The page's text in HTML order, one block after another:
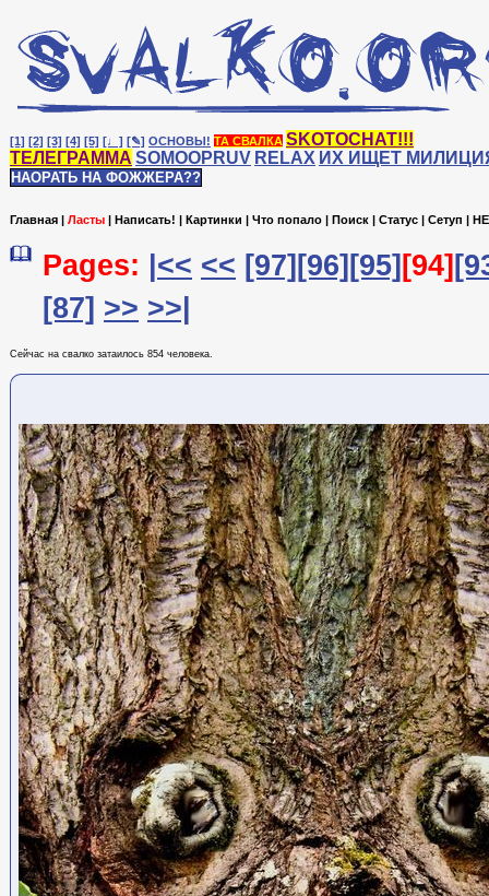
[1] [2] [3] [4] [5] [♩] [✎] ОСНОВЫ! ТА СВАЛКА SKOTOCHAT!!!
ТЕЛЕГРАММА SOMOOPRUV RELAX ИХ ИЩЕТ
НАОРАТЬ НА ФОЖЖЕРА??
Главная | Ласты | Написать! | Картинки | Что попало | Поиск | Статус | Сетуп |
Pages: |<< << [97] [96] [95] [94]
[87] >> >>|
Сейчас на cвалко затаилось 854 человека.